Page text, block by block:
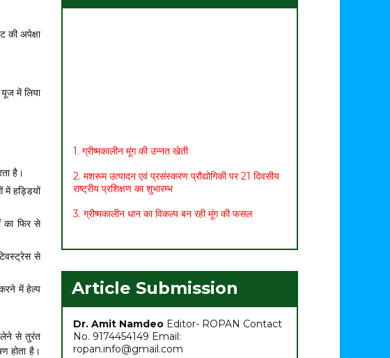
की अपेक्षा
में लिया
है।
में हड्डियों
का फिर से
से
में हेल्प
लेने से तुरंत
होता है।
2. मशरूम उत्पादन एवं प्रसंस्करण प्रौद्योगिकी पर 21 दिवसीय
राष्ट्रीय प्रशिक्षण का शुभारम्भ
3. ग्रीष्मकालीन धान का विकल्प बन रही मूंग की फसल
4. छत्तीसगढ़ बजट 2021: कृषि सम्बंधित प्रमुख प्रावधान
5. मासिक कृषि एवं पशुपालन कार्ययोजना (मार्च)
6. अच्छा मुनाफा कमाने के लिए (फरवरी-मार्च) में करें इन 10
सब्जियों की खेती
7. अधिक मुनाफा कमाने हेतु करें- ग्रीष्मकालीन भिण्डी की खेती
Article Submission
Dr. Amit Namdeo Editor- ROPAN Contact
No. 9174454149 Email:
ropan.info@gmail.com